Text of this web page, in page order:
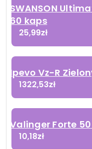
SWANSON
60 kaps
25,99zł
Ipevo Vz-R
1322,53zł
Valinger Forte
10,18zł